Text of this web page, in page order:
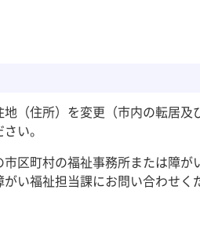
（住所）を変更（市内の転居
い。
区町村の福祉事務所または障
い福祉担当課にお問い合わせく